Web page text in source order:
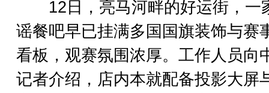
12日，亮马河畔的好运街，一
谣餐吧早已挂满多国国旗装饰与赛
看板，观赛氛围浓厚。工作人员向
记者介绍，店内本就配备投影大屏